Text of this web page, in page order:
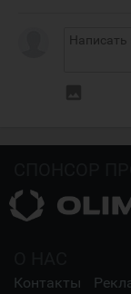
Контакты